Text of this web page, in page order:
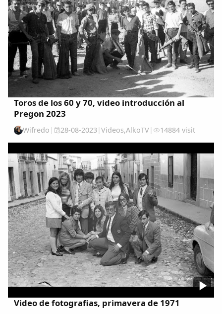
Toros de los 60 y 70, video introducción al
Pregon 2023
Wifredo | 28-08-2023| Videos,AlkoTV| 14884 visit
Video de fotografias, primavera de 1971
Comparte
Compartir en Facebook
Compartir en Twitter
Copiar enlace